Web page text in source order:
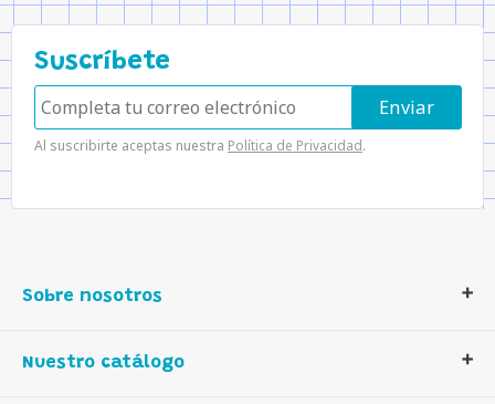
Suscríbete
Al suscribirte aceptas nuestra Política de Privacidad.
Sobre nosotros
Quiénes somos
Nuestro catálogo